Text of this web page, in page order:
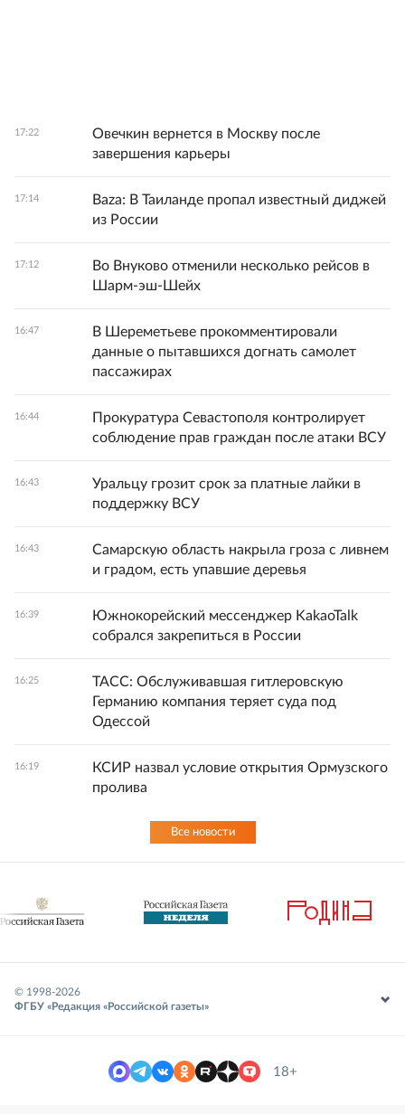
17:22
Овечкин вернется в Москву после
завершения карьеры
17:14
Baza: В Таиланде пропал известный диджей
из России
17:12
Во Внуково отменили несколько рейсов в
Шарм-эш-Шейх
16:47
В Шереметьеве прокомментировали
данные о пытавшихся догнать самолет
пассажирах
16:44
Прокуратура Севастополя контролирует
соблюдение прав граждан после атаки ВСУ
16:43
Уральцу грозит срок за платные лайки в
поддержку ВСУ
16:43
Самарскую область накрыла гроза с ливнем
и градом, есть упавшие деревья
16:39
Южнокорейский мессенджер KakaoTalk
собрался закрепиться в России
16:25
ТАСС: Обслуживавшая гитлеровскую
Германию компания теряет суда под
Одессой
16:19
КСИР назвал условие открытия Ормузского
пролива
Все новости
© 1998-2026
ФГБУ «Редакция «Российской газеты»
18+